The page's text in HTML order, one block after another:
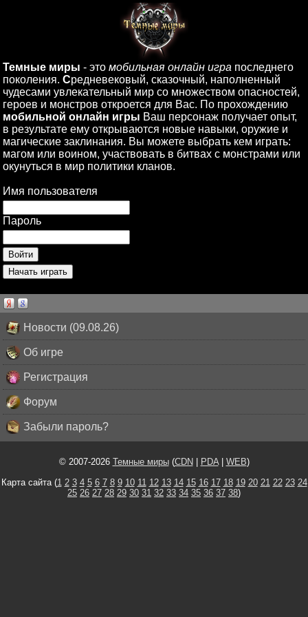
Темные миры - это мобильная онлайн игра последнего
поколения. Средневековый, сказочный, наполненный
чудесами увлекательный мир со множеством опасностей,
героев и монстров откроется для Вас. По прохождению
мобильной онлайн игры Ваш персонаж получает опыт,
в результате ему открываются новые навыки, оружие и
магические заклинания. Вы можете выбрать кем играть:
магом или воином, участвовать в битвах с монстрами или
окунуться в мир политики кланов.
Имя пользователя
Пароль
Новости (09.08.26)
Об игре
Регистрация
Форум
Забыли пароль?
© 2007-2026 Темные миры(CDN| PDA| WEB)
Карта сайта (1 2 3 4 5 6 7 8 9 10 11 12 13 14 15 16 17 18 19 20 21 22 23 24
25 26 27 28 29 30 31 32 33 34 35 36 37 38)